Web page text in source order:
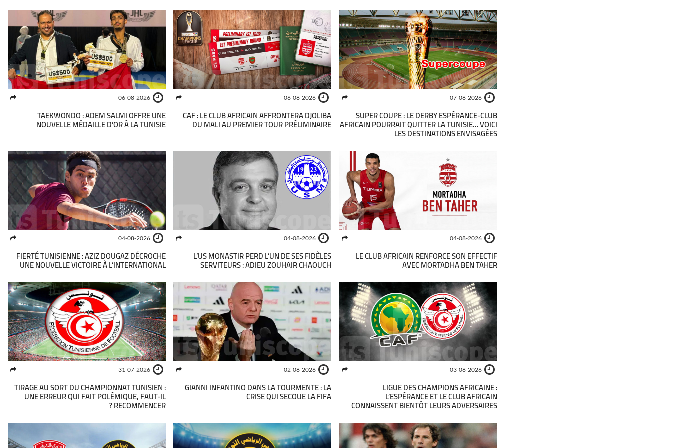
07-08-2026
SUPER COUPE : LE DERBY ESPÉRANCE-CLUB
AFRICAIN POURRAIT QUITTER LA TUNISIE… VOICI
LES DESTINATIONS ENVISAGÉES
06-08-2026
CAF : LE CLUB AFRICAIN AFFRONTERA DJOLIBA
DU MALI AU PREMIER TOUR PRÉLIMINAIRE
06-08-2026
TAEKWONDO : ADEM SALMI OFFRE UNE
NOUVELLE MÉDAILLE D’OR À LA TUNISIE
04-08-2026
LE CLUB AFRICAIN RENFORCE SON EFFECTIF
AVEC MORTADHA BEN TAHER
04-08-2026
L’US MONASTIR PERD L’UN DE SES FIDÈLES
SERVITEURS : ADIEU ZOUHAIR CHAOUCH
04-08-2026
FIERTÉ TUNISIENNE : AZIZ DOUGAZ DÉCROCHE
UNE NOUVELLE VICTOIRE À L’INTERNATIONAL
03-08-2026
LIGUE DES CHAMPIONS AFRICAINE :
L’ESPÉRANCE ET LE CLUB AFRICAIN
CONNAISSENT BIENTÔT LEURS ADVERSAIRES
02-08-2026
GIANNI INFANTINO DANS LA TOURMENTE : LA
CRISE QUI SECOUE LA FIFA
31-07-2026
TIRAGE AU SORT DU CHAMPIONNAT TUNISIEN :
UNE ERREUR QUI FAIT POLÉMIQUE, FAUT-IL
RECOMMENCER ?